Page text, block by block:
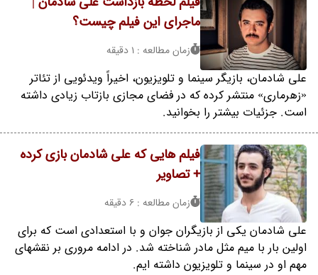
ماجرای این فیلم چیست؟
زمان مطالعه : 1 دقیقه
علی شادمان، بازیگر سینما و تلویزیون، اخیراً ویدئویی از تئاتر
«زهرماری» منتشر کرده که در فضای مجازی بازتاب زیادی داشته
است. جزئیات بیشتر را بخوانید.
فیلم هایی که علی شادمان بازی کرده
+ تصاویر
زمان مطالعه : 6 دقیقه
علی شادمان یکی از بازیگران جوان و با استعدادی است که برای
اولین بار با میم مثل مادر شناخته شد. در ادامه مروری بر نقشهای
مهم او در سینما و تلویزیون داشته ایم.